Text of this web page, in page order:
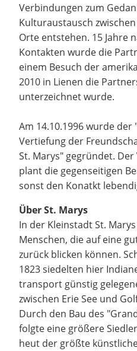
Verbindungen zum
Kulturaustausch
Orte entstehen. 15 Jahre
Kontakten wurde die
einem Besuch der
2010 in Lienen die
unterzeichnet wurde.
Am 14.10.1996 wurde
Vertiefung der
St. Marys" gegründet.
plant die gegenseitigen
sonst den Konatkt
Über St. Marys
In der Kleinstadt St.
Menschen, die auf eine
zurück blicken können.
1823 siedelten hier
transport günstig
zwischen Erie See und
Durch den Bau des
folgte eine größere
heut der größte